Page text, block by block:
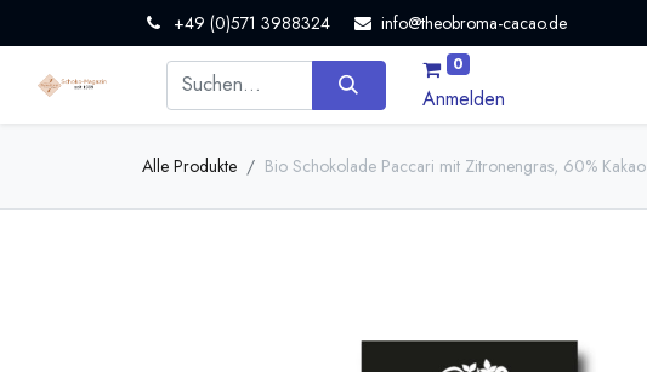
+49 (0)571 3988324 info@theobroma-cacao.de
0
Anmelden
Alle Produkte Bio Schokolade Paccari mit Zitronengras, 60% Kakao